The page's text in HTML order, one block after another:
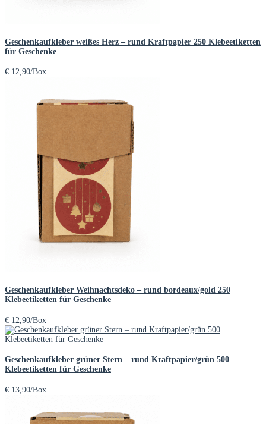
Geschenkaufkleber weißes Herz – rund Kraftpapier 250 Klebeetiketten
für Geschenke
€ 12,90/Box
Geschenkaufkleber Weihnachtsdeko – rund bordeaux/gold 250
Klebeetiketten für Geschenke
€ 12,90/Box
Geschenkaufkleber grüner Stern – rund Kraftpapier/grün 500
Klebeetiketten für Geschenke
€ 13,90/Box